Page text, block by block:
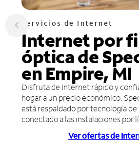
Servicios de Internet
Internet por
óptica de
en Empire, MI
Disfruta de Internet rápido y
hogar a un precio económico.
está respaldado por tecnología
conectado a las instalaciones por
Ver ofertas de